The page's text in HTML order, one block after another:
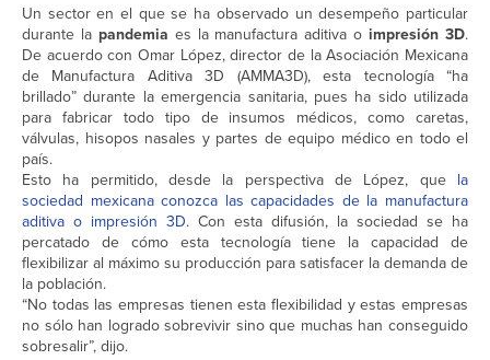
Un sector en el que se ha observado un desempeño particular
durante la pandemia es la manufactura aditiva o impresión 3D.
De acuerdo con Omar López, director de la Asociación Mexicana
de Manufactura Aditiva 3D (AMMA3D), esta tecnología “ha
brillado” durante la emergencia sanitaria, pues ha sido utilizada
para fabricar todo tipo de insumos médicos, como caretas,
válvulas, hisopos nasales y partes de equipo médico en todo el
país.
Esto ha permitido, desde la perspectiva de López, quela
sociedad mexicana conozca las capacidades de la manufactura
aditiva o impresión 3D. Con esta difusión, la sociedad se ha
percatado de cómo esta tecnología tiene la capacidad de
flexibilizar al máximo su producción para satisfacer la demanda de
la población.
“No todas las empresas tienen esta flexibilidad y estas empresas
no sólo han logrado sobrevivir sino que muchas han conseguido
sobresalir”, dijo.